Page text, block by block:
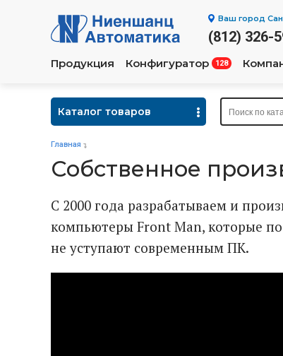
Ваш город
(812) 326-
Продукция Конфигуратор 128
Каталог товаров
Главная
Собственное
С 2000 года разрабатываем и
компьютеры Front Man, которые
не уступают современным ПК.